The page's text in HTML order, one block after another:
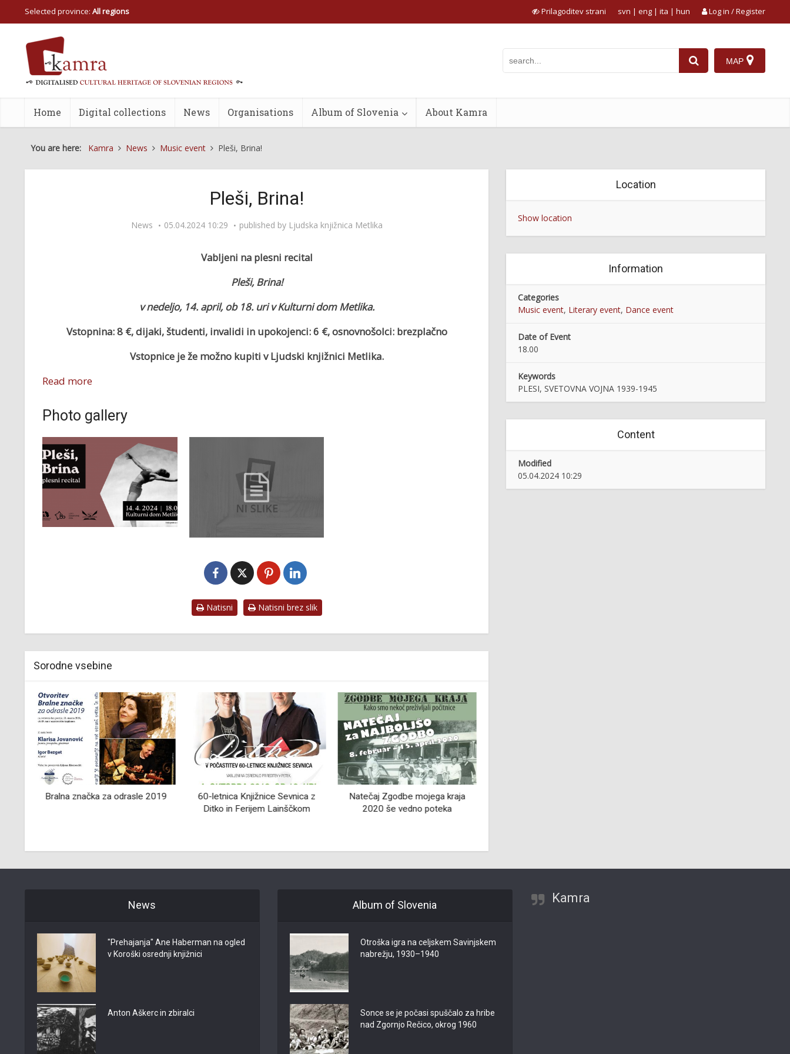
Selected province: All regions Prilagoditev strani Log in / Register
svn | eng | ita | hun
MAP
Home Digital collections News Organisations Album of Slovenia About Kamra
You are here: Kamra News Music event Pleši, Brina!
Pleši, Brina!
News 05.04.2024 10:29 published by Ljudska knjižnica Metlika
Vabljeni na plesni recital
Pleši, Brina!
v nedeljo, 14. april, ob 18. uri v Kulturni dom Metlika.
Vstopnina: 8 €, dijaki, študenti, invalidi in upokojenci: 6 €, osnovnošolci: brezplačno
Vstopnice je že možno kupiti v Ljudski knjižnici Metlika.
Read more
Photo gallery
Natisni Natisni brez slik
Sorodne vsebine
Bralna značka za odrasle 2019
60-letnica Knjižnice Sevnica z
Ditko in Ferijem Lainščkom
Natečaj Zgodbe mojega kraja
2020 še vedno poteka
Location
Show location
Information
Categories
Music event, Literary event, Dance event
Date of Event
18.00
Keywords
PLESI, SVETOVNA VOJNA 1939-1945
Content
Modified
05.04.2024 10:29
News
"Prehajanja" Ane Haberman na ogled
v Koroški osrednji knjižnici
Anton Aškerc in zbiralci
Album of Slovenia
Otroška igra na celjskem Savinjskem
nabrežju, 1930–1940
Sonce se je počasi spuščalo za hribe
nad Zgornjo Rečico, okrog 1960
Kamra